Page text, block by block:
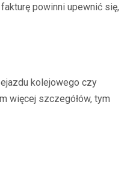
powinni upewnić się,
kolejowego czy
więcej szczegółów, tym